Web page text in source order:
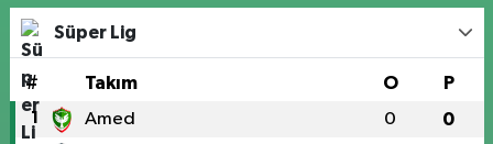
Süper Lig
# Takım O P
1 Amed 0 0